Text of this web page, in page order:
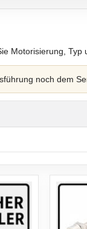
Motorisierung, Typ
noch dem